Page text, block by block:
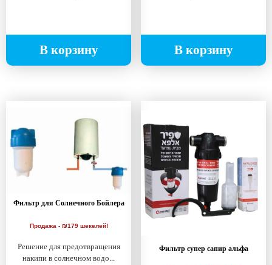
В корзину В корзину
Фильтр для Солнечного Бойлера
Продажа - ₪179 шекелей!
Решение для предотвращения
накипи в солнечном водо...
Фильтр супер сапир альфа